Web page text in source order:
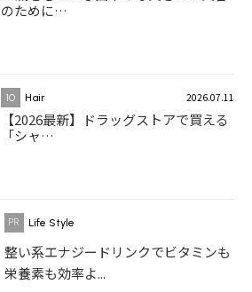
のために…
10 Hair 2026.07.11
【2026最新】ドラッグストアで買える
「シャ…
Life Style
整い系エナジードリンクでビタミンも
栄養素も効率よ...